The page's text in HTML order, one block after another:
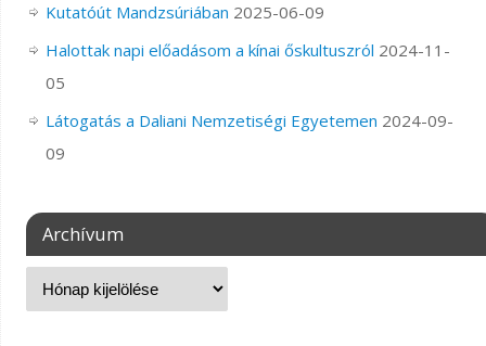
Kutatóút Mandzsúriában 2025-06-09
Halottak napi előadásom a kínai őskultuszról 2024-11-
05
Látogatás a Daliani Nemzetiségi Egyetemen 2024-09-
09
Archívum